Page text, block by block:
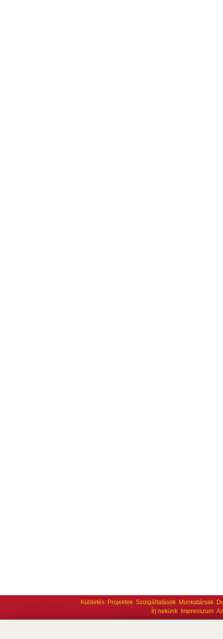
Küldetés Projektek Szolgáltatások Munkatársak
Írj nekünk
Impresszum